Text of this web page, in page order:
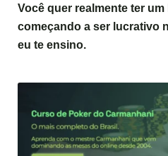
Você quer realmente ter
começando a ser lucrativo
eu te ensino.